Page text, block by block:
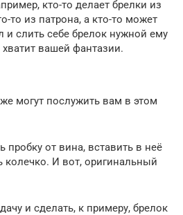
кто-то делает брелки из
то из патрона, а кто-то может
и слить себе брелок нужной ему
вашей фантазии.
могут послужить вам в этом
от вина, вставить в неё
колечко. И вот, оригинальный
и сделать, к примеру, брелок